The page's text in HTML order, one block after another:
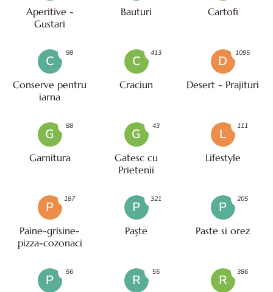
Aperitive -
Gustari
Bauturi Cartofi
C
Conserve pentru
iarna
98
C
Craciun
413
D
Desert - Prajituri
1095
G
Garnitura
88
G
Gatesc cu
Prietenii
43
L
Lifestyle
111
P
Paine-grisine-
pizza-cozonaci
187
P
Paşte
321
P
Paste si orez
205
P
56
R
55
R
386